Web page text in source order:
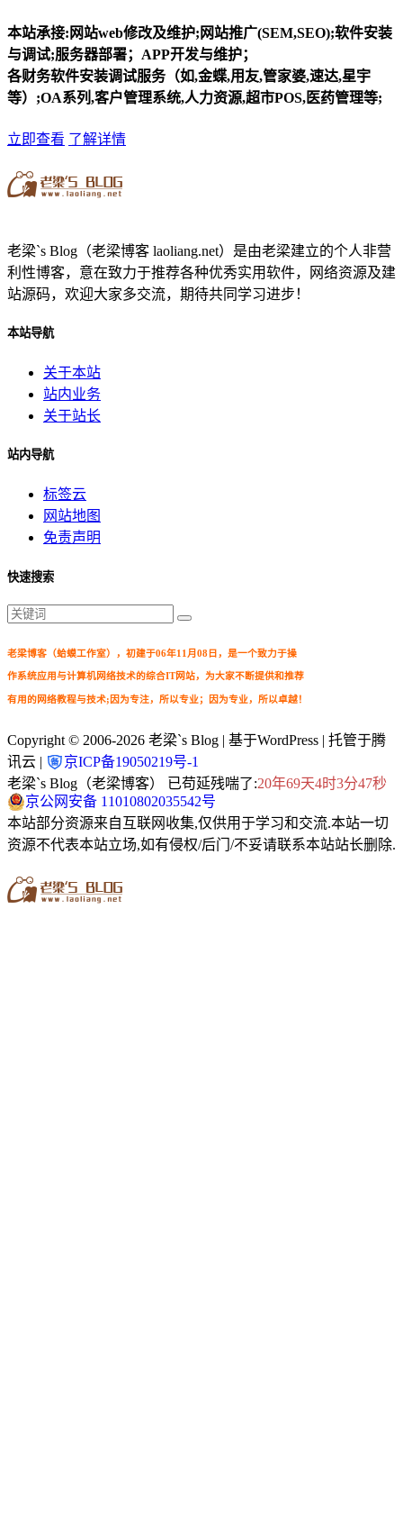
本站承接:网站web修改及维护;网站推广(SEM,SEO);软件安装
与调试;服务器部署；APP开发与维护；
各财务软件安装调试服务（如,金蝶,用友,管家婆,速达,星宇
等）;OA系列,客户管理系统,人力资源,超市POS,医药管理等;
立即查看 了解详情
老梁`s Blog（老梁博客 laoliang.net）是由老梁建立的个人非营
利性博客，意在致力于推荐各种优秀实用软件，网络资源及建
站源码，欢迎大家多交流，期待共同学习进步！
本站导航
关于本站
站内业务
关于站长
站内导航
标签云
网站地图
免责声明
快速搜索
老梁博客（蛤蟆工作室），初建于06年11月08日，是一个致力于操
作系统应用与计算机网络技术的综合IT网站，为大家不断提供和推荐
有用的网络教程与技术;因为专注，所以专业；因为专业，所以卓越！
Copyright © 2006-2026 老梁`s Blog | 基于WordPress | 托管于腾
讯云 |
京ICP备19050219号-1
老梁`s Blog（老梁博客） 已苟延残喘了:20年69天4时3分48秒
京公网安备 11010802035542号
本站部分资源来自互联网收集,仅供用于学习和交流.本站一切
资源不代表本站立场,如有侵权/后门/不妥请联系本站站长删除.